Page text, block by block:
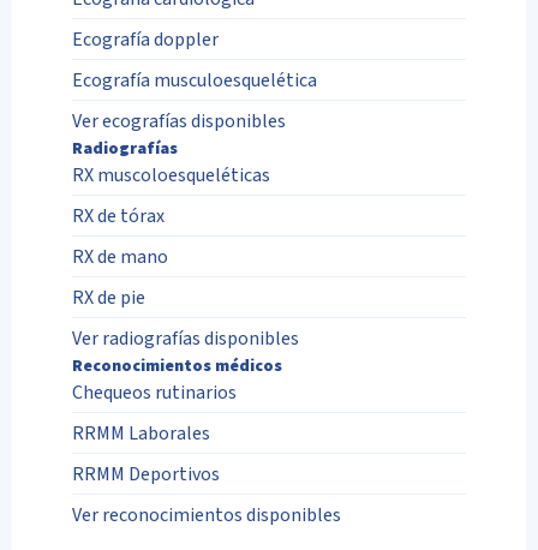
Ecografía doppler
Ecografía musculoesquelética
Ver ecografías disponibles
Radiografías
RX muscoloesqueléticas
RX de tórax
RX de mano
RX de pie
Ver radiografías disponibles
Reconocimientos médicos
Chequeos rutinarios
RRMM Laborales
RRMM Deportivos
Ver reconocimientos disponibles